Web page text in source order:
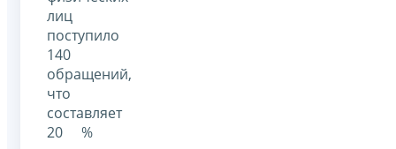
лиц
поступило
140
обращений,
что
составляет
20 %